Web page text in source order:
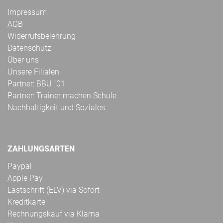
Impressum
AGB
Widerrufsbelehrung
Datenschutz
Über uns
Unsere Filialen
Partner: BBU ´01
Partner: Trainer machen Schule
Nachhaltigkeit und Soziales
ZAHLUNGSARTEN
Paypal
Apple Pay
Lastschrift (ELV) via Sofort
Kreditkarte
Rechnungskauf via Klarna